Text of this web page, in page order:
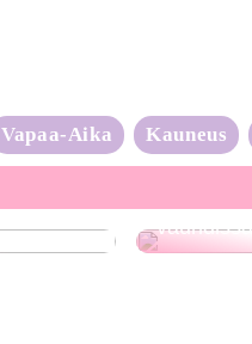
Vapaa-Aika Kauneus
vauhdissa